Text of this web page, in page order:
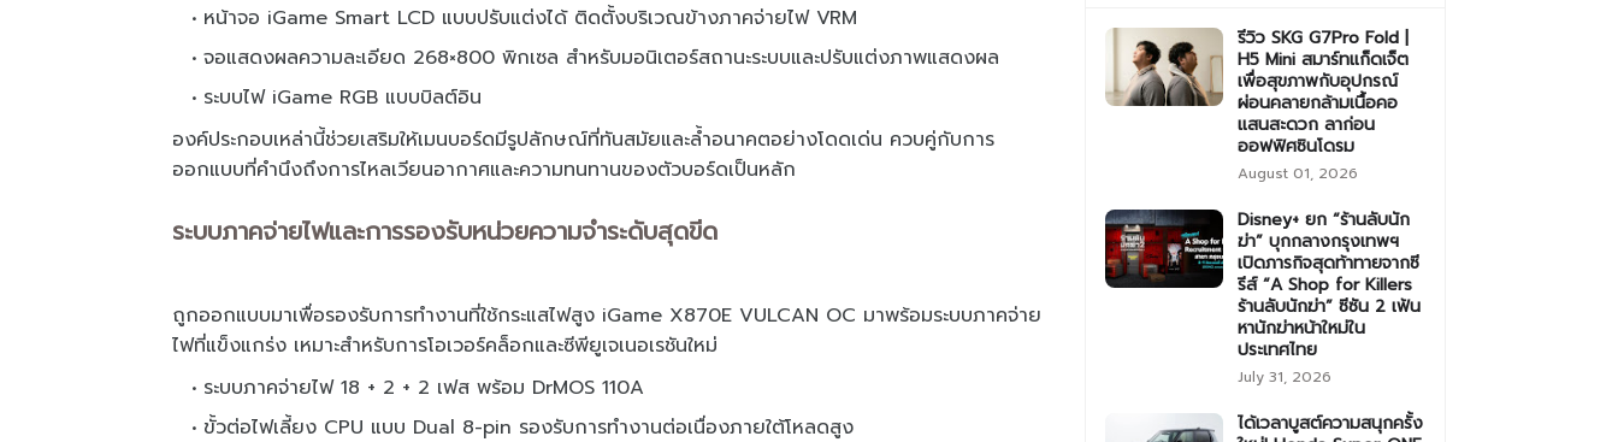
หน้าจอ iGame Smart LCD แบบปรับแต่งได้ ติดตั้งบริเวณข้างภาคจ่ายไฟ VRM
จอแสดงผลความละเอียด 268×800 พิกเซล สำหรับมอนิเตอร์สถานะระบบและปรับแต่งภาพแสดงผล
ระบบไฟ iGame RGB แบบบิลต์อิน
องค์ประกอบเหล่านี้ช่วยเสริมให้เมนบอร์ดมีรูปลักษณ์ที่ทันสมัยและล้ำอนาคตอย่างโดดเด่น ควบคู่กับการ
ออกแบบที่คำนึงถึงการไหลเวียนอากาศและความทนทานของตัวบอร์ดเป็นหลัก
ระบบภาคจ่ายไฟและการรองรับหน่วยความจำระดับสุดขีด
ถูกออกแบบมาเพื่อรองรับการทำงานที่ใช้กระแสไฟสูง iGame X870E VULCAN OC มาพร้อมระบบภาคจ่าย
ไฟที่แข็งแกร่ง เหมาะสำหรับการโอเวอร์คล็อกและซีพียูเจเนอเรชันใหม่
ระบบภาคจ่ายไฟ 18 + 2 + 2 เฟส พร้อม DrMOS 110A
ขั้วต่อไฟเลี้ยง CPU แบบ Dual 8-pin รองรับการทำงานต่อเนื่องภายใต้โหลดสูง
รีวิว SKG G7Pro Fold |
H5 Mini สมาร์ทแก็ดเจ็ต
เพื่อสุขภาพกับอุปกรณ์
ผ่อนคลายกล้ามเนื้อคอ
แสนสะดวก ลาก่อน
ออฟฟิศซินโดรม
August 01, 2026
Disney+ ยก “ร้านลับนัก
ฆ่า” บุกกลางกรุงเทพฯ
เปิดภารกิจสุดท้าทายจากซี
รีส์ “A Shop for Killers
ร้านลับนักฆ่า” ซีซัน 2 เฟ้น
หานักฆ่าหน้าใหม่ใน
ประเทศไทย
July 31, 2026
ได้เวลาบูสต์ความสนุกครั้ง